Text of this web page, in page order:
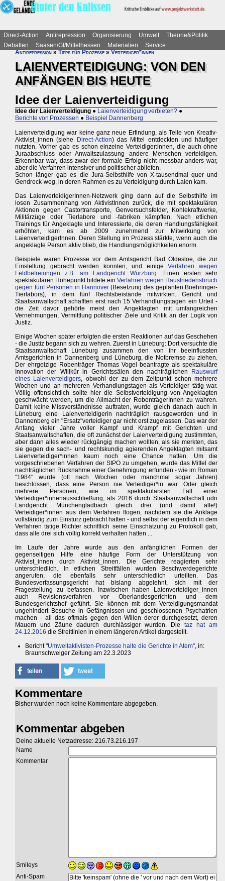
Direct-Action Antirepression Organisierung Umwelt
Theorie&Politik
Debatten
Saasen/GI/Mittelhessen Materialien
Service
Antirepression»Tipps für Prozesse»Verteidiger*innen
LAIENVERTEIDIGUNG: VON DEN
ANFÄNGEN BIS HEUTE
Idee der Laienverteidigung
Idee der Laienverteidigung ● Laienverteidigung verbieten? ●
Berichte von Prozessen ● Beispiel Dannenberg
Laienverteidigung war keine ganz neue Erfindung, als Teile von Kreativ-
Aktivist_innen (siehe
Direct-Action) das Mittel entdeckten und häufiger
nutzten. Vorher gab es schon einzelne Verteidiger:innen, die auch ohne
Juraabschluss oder Anwaltszulassung andere Menschen verteidigen.
Erkennbar war, dass zwar der formale Erfolg nicht messbar anders war,
aber die Verfahren intensiver und politischer abliefen.
Schon länger gab es die Jura-Selbsthilfe von X-tausendmal quer und
Gendreck-weg, in deren Rahmen es zu Verteidigung durch Laien kam.
Das LaienverteidigerInnen-Netzwerk ging dann auf die Selbsthilfe im
losen Zusammenhang von AktivistInnen zurück, die mit spektakulären
Aktionen gegen Castortransporte, Genversuchsfelder, Kohlekraftwerke,
Militärzüge oder Tierlabore und -fabriken kämpften. Nach etlichen
Trainings für Angeklagte und Interessierte, die deren Handlungsfähigkeit
erhöhten, kam es ab 2009 zunehmend zur Mitwirkung von
LaienverteidigerInnen. Deren Stellung im Prozess stärkte, wenn auch die
angeklagte Person aktiv blieb, die Handlungsmöglichkeiten enorm.
Beispiele waren Prozesse vor dem Amtsgericht Bad Oldesloe, die zur
Einstellung gebracht werden konnten, und einigeVerfahren wegen
Feldbefreiungen z.B. am Landgericht Würzburg. Einen ersten sehr
spektakulären Höhepunkt bildete einVerfahren wegen Hausfriedensbruch
gegen fünf Personen in Hannover(Besetzung des geplanten Boehringer-
Tierlabors), in dem fünf Rechtsbeistände mitwirkten. Gericht und
Staatsanwaltschaft schafften erst nach 15 Verhandlungstagen ein Urteil -
die Zeit davor gehörte meist den Angeklagten mit umfangreichen
Vernehmungen, Vermittlung politischer Ziele und Kritik an der Logik von
Justiz.
Einige Wochen später erfolgten die ersten Reaktionen auf das Geschehen
- die Justiz begann sich zu wehren. Zuerst in Lüneburg: Dort versuchte die
Staatsanwaltschaft Lüneburg zusammen den von ihr beeinflussten
Amtsgerichten in Dannenberg und Lüneburg, die Notbremse zu ziehen.
Der ehrgeizige Robenträger Thomas Vogel beantragte als spektakuläre
Innovation der Willkür in Gerichtssälen den nachträglichen
Rauswurf
eines Laienverteidigers, obwohl der zu dem Zeitpunkt schon mehrere
Wochen und an mehreren Verhandlungstagen als Verteidiger tätig war.
Völlig offensichtlich sollte hier die Selbstverteidigung von Angeklagten
geschwächt werden, um die Allmacht der RobenträgerInnen zu wahren.
Damit keine Missverständnisse auftraten, wurde gleich danach auch in
Lüneburg eine Laienverteidigerin nachträglich rausgeworden und in
Dannenberg ein "Ersatz"verteidiger gar nicht erst zugelassen. Das war der
Anfang vieler Jahre voller Kampf und Krampf mit Gerichten und
Staatsanwaltschaften, die oft zunächst der Laienverteidigung zustimmten,
aber dann alles wieder rückgängig machen wollten, als sie merkten, das
sie gegen die sach- und rechtskundig agierenden Angeklagten mitsamt
Laienverteidiger*innen kaum noch eine Chance hatten. Um die
vorgeschriebenen Verfahren der StPO zu umgehen, wurde das Mittel der
nachträglichen Rücknahme einer Genehmigung erfunden - wie im Roman
"1984" wurde (oft nach Wochen oder manchmal sogar Jahren)
beschlossen, dass eine Person nie Verteidiger*in war. Oder gleich
mehrere Personen, wie im spektakulärsten Fall einer
Verteidiger*innenausschließung, als 2016 durch Staatsanwaltschaft udn
Landgericht Münchengladbach gleich drei (und damit alle!)
Verteidiger*innen aus dem Verfahren flogen, nachdem sie die Anklage
vollständig zum Einsturz gebracht hatten - und selbst der eigentlich in dem
Verfahren tätige Richter schriftlich seine Einschätzung zu Protokoll gab,
dass alle drei sich völlig korrekt verhalten hatten ...
Im Laufe der Jahre wurde aus den anfänglichen Formen der
gegenseitigen Hilfe eine häufige Form der Unterstützung von
Aktivist_innen durch Aktivist_innen. Die Gerichte reagierten sehr
unterschiedlich. In etlichen Streitfällen wurden Beschwerdegerichte
angerufen, die ebenfalls sehr unterschiedlich urteilten. Das
Bundesverfassungsgericht hat bislang abgelehnt, sich mit der
Fragestellung zu befassen. Inzwischen haben Laienverteidiger_innen
auch Revisionsverfahren vor Oberlandesgerichten und dem
Bundesgerichtshof geführt. Sie können mit dem Verteidigungsmandat
ungehindert Besuche in Gefängnissen und geschlossenen Psychatrien
machen - all das oftmals gegen den Willen derer durchgesetzt, deren
Mauern und Zäune dadurch durchlässiger wurden. Die taz hat am
24.12.2016 die Streitlinien in einem längeren Artikel dargestellt.
Bericht "Umweltaktivisten-Prozesse halte die Gerichte in Atem", in:
Braunschweiger Zeitung am 22.3.2023
Kommentare
Bisher wurden noch keine Kommentare abgegeben.
Kommentar abgeben
Deine aktuelle Netzadresse: 216.73.216.197
Name
Kommentar
Smileys
Anti-Spam